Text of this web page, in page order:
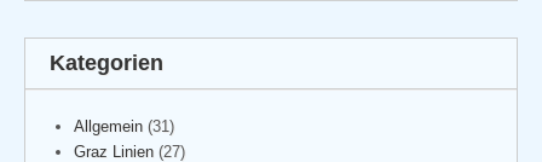
Kategorien
Allgemein (31)
Graz Linien (27)